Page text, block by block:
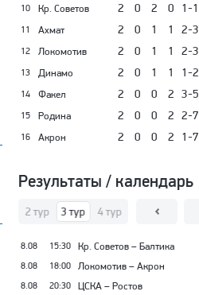
10 Кр. Советов 2 0 2 0 1-1
11 Ахмат 2 0 1 1 2-3
12 Локомотив 2 0 1 1 2-3
13 Динамо 2 0 1 1 1-2
14 Факел 2 0 0 2 3-5
15 Родина 2 0 0 2 2-7
16 Акрон 2 0 0 2 1-7
Результаты / календарь
2 тур 3 тур 4 тур 5 тур
8.08 15:30 Кр. Советов – Балтика
8.08 18:00 Локомотив – Акрон
8.08 20:30 ЦСКА – Ростов